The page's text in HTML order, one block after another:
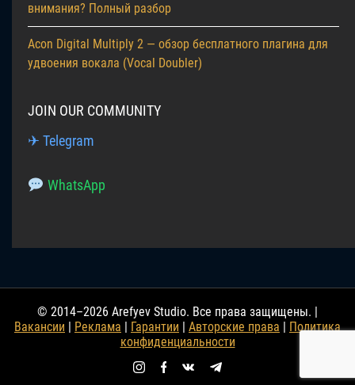
внимания? Полный разбор
Acon Digital Multiply 2 — обзор бесплатного плагина для
удвоения вокала (Vocal Doubler)
JOIN OUR COMMUNITY
✈ Telegram
WhatsApp
© 2014–2026 Arefyev Studio. Все права защищены. |
Вакансии
Реклама Гарантии Авторские права
Политика
конфиденциальности